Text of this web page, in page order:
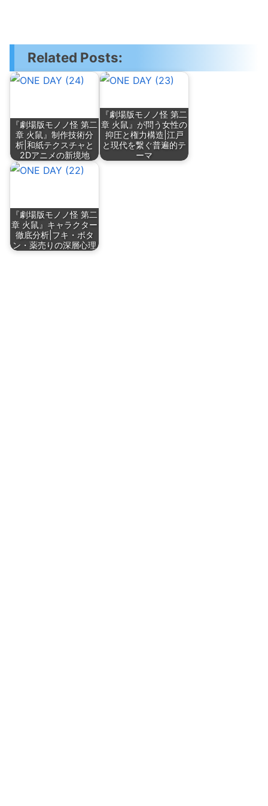
Related Posts:
『劇場版モノノ怪 第二
章 火鼠』制作技術分
析|和紙テクスチャと
2Dアニメの新境地
『劇場版モノノ怪 第二
章 火鼠』が問う女性の
抑圧と権力構造|江戸
と現代を繋ぐ普遍的テ
ーマ
『劇場版モノノ怪 第二
章 火鼠』キャラクター
徹底分析|フキ・ボタ
ン・薬売りの深層心理